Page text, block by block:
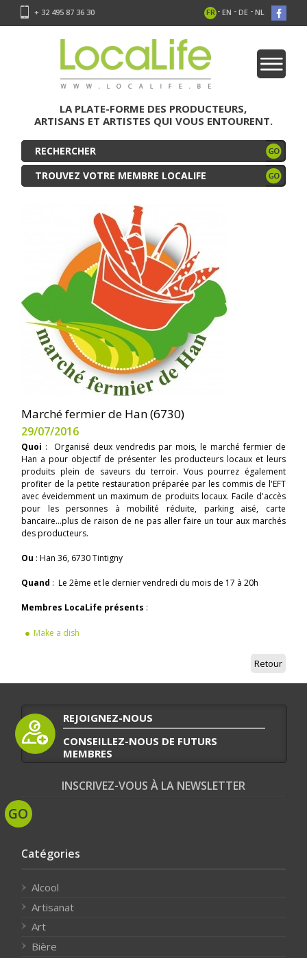
+ 32 495 87 36 30 FR - EN - DE - NL
LA PLATE-FORME DES PRODUCTEURS,
ARTISANS ET ARTISTES QUI VOUS ENTOURENT.
TROUVEZ VOTRE MEMBRE LOCALIFE
Marché fermier de Han (6730)
29/07/2016
Quoi : Organisé deux vendredis par mois, le marché fermier de
Han a pour objectif de présenter les producteurs locaux et leurs
produits plein de saveurs du terroir. Vous pourrez également
profiter de la petite restauration préparée par les commis de l'EFT
avec éveidemment un maximum de produits locaux. Facile d'accès
pour les personnes à mobilité réduite, parking aisé, carte
bancaire...plus de raison de ne pas aller faire un tour aux marchés
des producteurs.
Ou : Han 36, 6730 Tintigny
Quand : Le 2ème et le dernier vendredi du mois de 17 à 20h
Membres LocaLife présents :
Make a dish
Retour
REJOIGNEZ-NOUS
CONSEILLEZ-NOUS DE FUTURS
MEMBRES
INSCRIVEZ-VOUS À LA NEWSLETTER
Catégories
Alcool
Artisanat
Art
Bière